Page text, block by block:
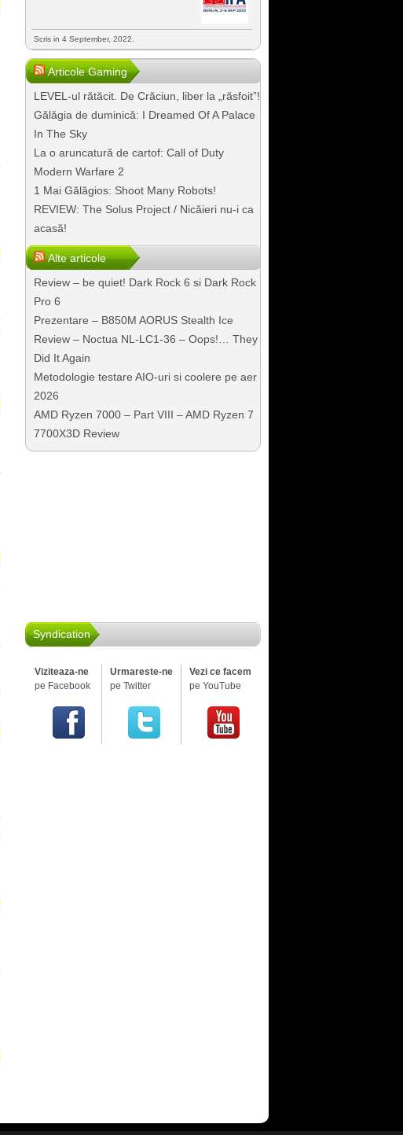
Scris in 4 September, 2022.
Articole Gaming
LEVEL-ul rătăcit. De Crăciun, liber la „răsfoit”!
Gălăgia de duminică: I Dreamed Of A Palace
In The Sky
La o aruncatură de cartof: Call of Duty
Modern Warfare 2
1 Mai Gălăgios: Shoot Many Robots!
REVIEW: The Solus Project / Nicăieri nu-i ca
acasă!
Alte articole
Review – be quiet! Dark Rock 6 si Dark Rock
Pro 6
Prezentare – B850M AORUS Stealth Ice
Review – Noctua NL-LC1-36 – Oops!… They
Did It Again
Metodologie testare AIO-uri si coolere pe aer
2026
AMD Ryzen 7000 – Part VIII – AMD Ryzen 7
7700X3D Review
Syndication
Viziteaza-ne
pe Facebook
Urmareste-ne
pe Twitter
Vezi ce facem
pe YouTube